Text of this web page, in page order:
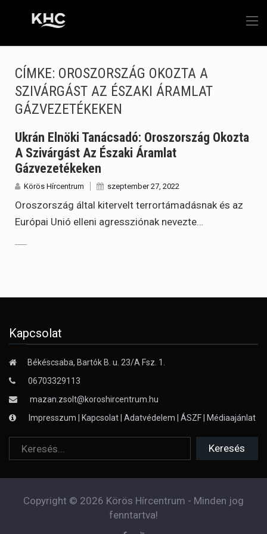
CÍMKE: OROSZORSZÁG OKOZTA A
SZIVÁRGÁST AZ ÉSZAKI ÁRAMLAT
GÁZVEZETÉKEKEN
Ukrán Elnöki Tanácsadó: Oroszország Okozta
A Szivárgást Az Északi Áramlat
Gázvezetékeken
Körös Hírcentrum szeptember 27, 2022
Oroszország által kitervelt terrortámadásnak és az
Európai Unió elleni agressziónak nevezte…
Kapcsolat
Békéscsaba, Bartók B. u. 23/A Fsz. 1.
06703329113
mazan.zsolt@koroshircentrum.hu
Impresszum
Kapcsolat Adatvédelem ÁSZF Médiaajánlat
Copyright © 2026 Körös Hírcentrum - Minden jog
fenntartva!